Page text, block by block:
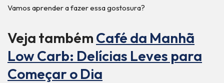
Vamos aprender a fazer essa gostosura?
Veja também Café da Manhã
Low Carb: Delícias Leves para
Começar o Dia